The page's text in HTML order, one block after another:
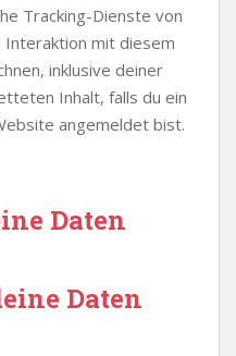
Tracking-Dienste von
mit diesem
inklusive deiner
Inhalt, falls du ein
angemeldet bist.
Daten
Daten